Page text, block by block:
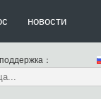
новости
：